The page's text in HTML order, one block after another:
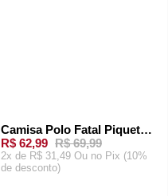
-10%Camisa Polo Fatal Piquet Areia
R$ 62,99 R$ 69,99
2x de R$ 31,49 Ou no Pix (10%
de desconto)